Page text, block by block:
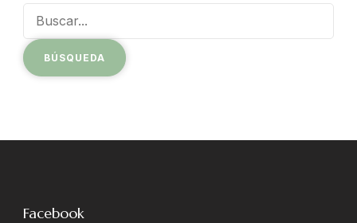
Buscar:
Facebook